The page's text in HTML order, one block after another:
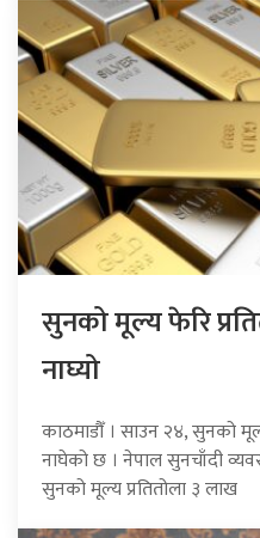
सुनको मूल्य फेरि
नाघ्यो
काठमाडौँ । साउन २४, सुनको
नाघेको छ । नेपाल सुनचाँदी
सुनको मूल्य प्रतितोला ३ लाख